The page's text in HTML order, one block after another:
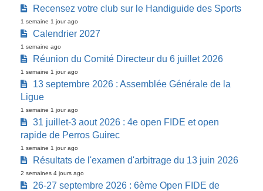
Recensez votre club sur le Handiguide des Sports
1 semaine 1 jour ago
Calendrier 2027
1 semaine ago
Réunion du Comité Directeur du 6 juillet 2026
1 semaine 1 jour ago
13 septembre 2026 : Assemblée Générale de la
Ligue
1 semaine 1 jour ago
31 juillet-3 aout 2026 : 4e open FIDE et open
rapide de Perros Guirec
1 semaine 1 jour ago
Résultats de l'examen d'arbitrage du 13 juin 2026
2 semaines 4 jours ago
26-27 septembre 2026 : 6ème Open FIDE de